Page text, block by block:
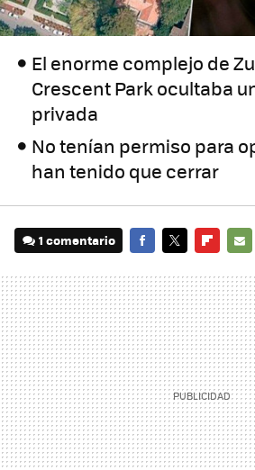
El enorme complejo de
Crescent Park ocultaba
privada
No tenían permiso para
han tenido que cerrar
1 comentario
MAIL